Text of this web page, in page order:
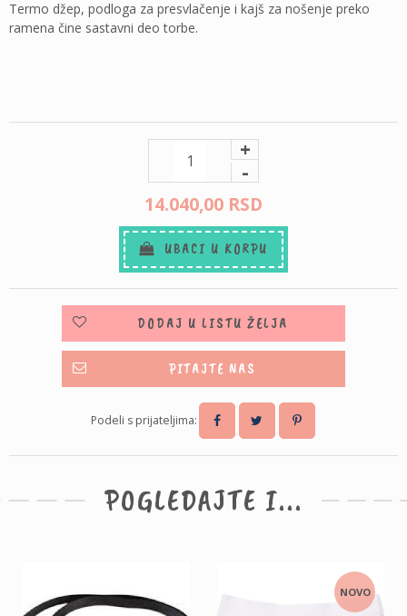
Termo džep, podloga za presvlačenje i kajš za nošenje preko
ramena čine sastavni deo torbe.
+
-
14.040,00 RSD
UBACI U KORPU
DODAJ U LISTU ŽELJA
PITAJTE NAS
Podeli s prijateljima:
POGLEDAJTE I...
NOVO